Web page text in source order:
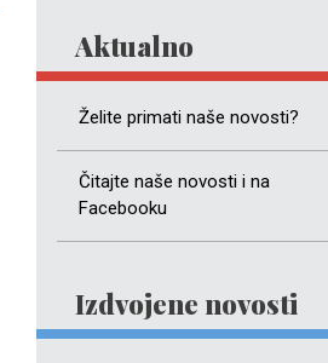
Aktualno
Želite primati naše novosti?
Čitajte naše novosti i na
Facebooku
Izdvojene novosti